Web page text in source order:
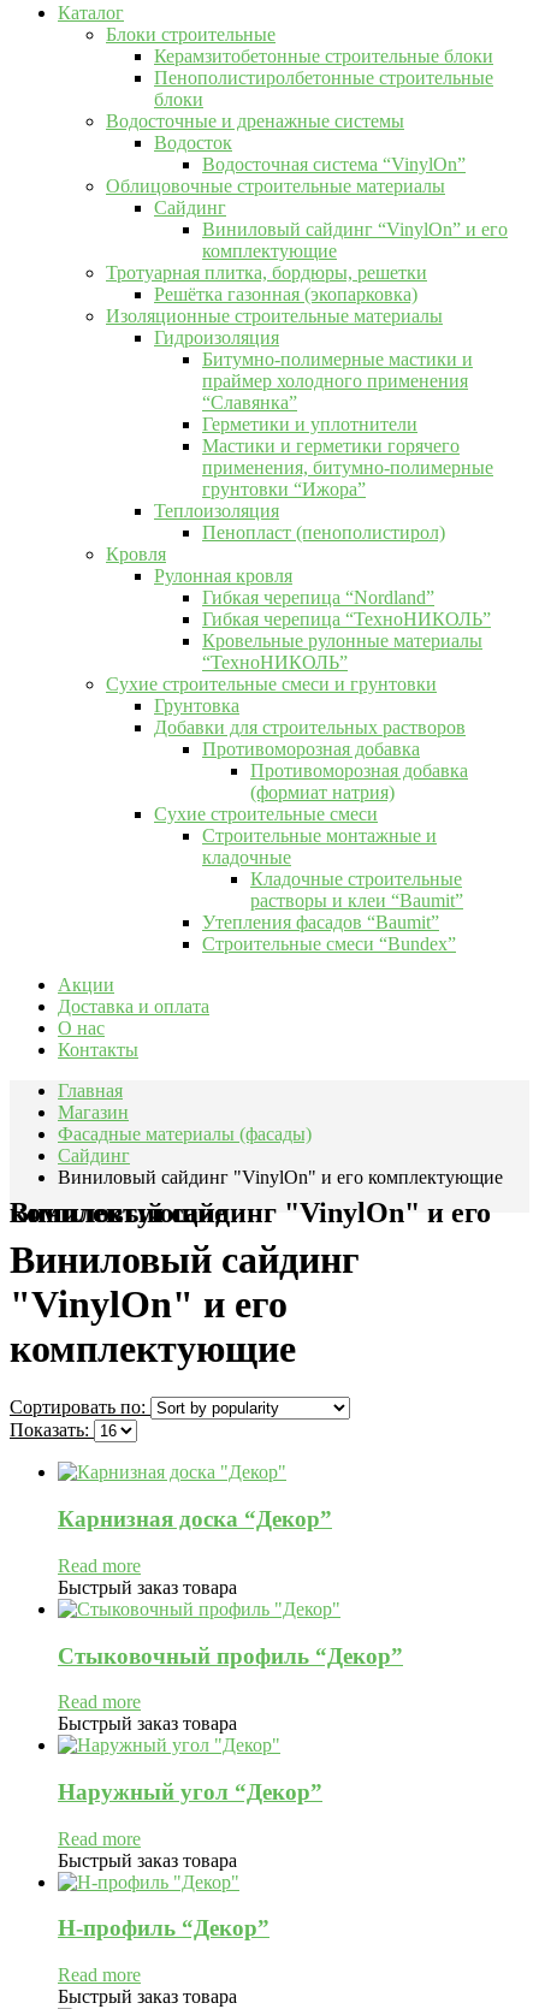
Каталог
Блоки строительные
Керамзитобетонные строительные блоки
Пенополистиролбетонные строительные
блоки
Водосточные и дренажные системы
Водосток
Водосточная система “VinylOn”
Облицовочные строительные материалы
Сайдинг
Виниловый сайдинг “VinylOn” и его
комплектующие
Тротуарная плитка, бордюры, решетки
Решётка газонная (экопарковка)
Изоляционные строительные материалы
Гидроизоляция
Битумно-полимерные мастики и
праймер холодного применения
“Славянка”
Герметики и уплотнители
Мастики и герметики горячего
применения, битумно-полимерные
грунтовки “Ижора”
Теплоизоляция
Пенопласт (пенополистирол)
Кровля
Рулонная кровля
Гибкая черепица “Nordland”
Гибкая черепица “ТехноНИКОЛЬ”
Кровельные рулонные материалы
“ТехноНИКОЛЬ”
Сухие строительные смеси и грунтовки
Грунтовка
Добавки для строительных растворов
Противоморозная добавка
Противоморозная добавка
(формиат натрия)
Сухие строительные смеси
Строительные монтажные и
кладочные
Кладочные строительные
растворы и клеи “Baumit”
Утепления фасадов “Baumit”
Строительные смеси “Bundex”
Акции
Доставка и оплата
О нас
Контакты
Главная
Магазин
Фасадные материалы (фасады)
Сайдинг
Виниловый сайдинг "VinylOn" и его комплектующие
Виниловый сайдинг "VinylOn" и его комплектующие
Виниловый сайдинг
"VinylOn" и его
комплектующие
Сортировать по:
Показать:
Карнизная доска “Декор”
Read more
Быстрый заказ товара
Стыковочный профиль “Декор”
Read more
Быстрый заказ товара
Наружный угол “Декор”
Read more
Быстрый заказ товара
H-профиль “Декор”
Read more
Быстрый заказ товара